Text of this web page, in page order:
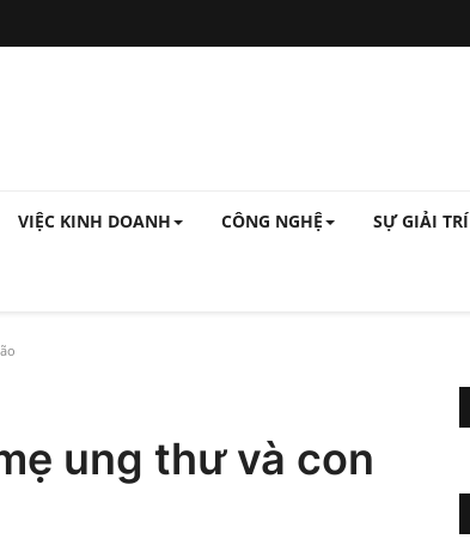
VIỆC KINH DOANH CÔNG NGHỆ SỰ GIẢI TRÍ
ung thư và con